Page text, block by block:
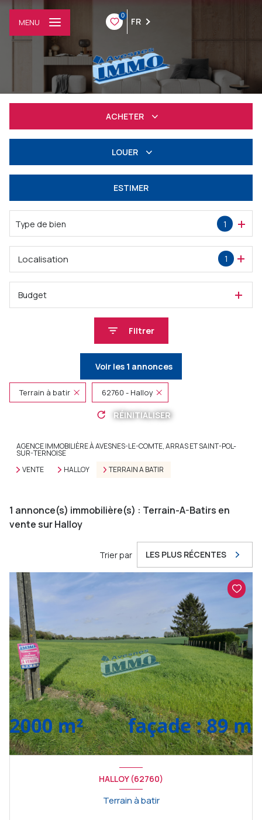
0
FR
MENU
ACHETER
Professionnel
LOUER
Professionnel
ESTIMER
Type de bien 1
1
Localisation
Budget
Filtrer
Voir les 1 annonces
Terrain à batir 62760 - Halloy
RÉINITIALISER
AGENCE IMMOBILIÈRE À AVESNES-LE-COMTE, ARRAS ET SAINT-POL-
SUR-TERNOISE
VENTE
HALLOY TERRAIN A BATIR
1 annonce(s) immobilière(s) : Terrain-A-Batirs en
vente sur Halloy
Trier par LES PLUS RÉCENTES
HALLOY (62760)
Terrain à batir